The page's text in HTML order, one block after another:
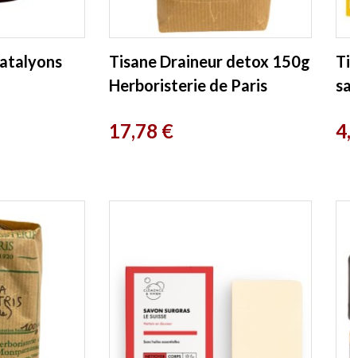
Tisane Draineur detox 150g
Herboristerie de Paris
Prix
17,78 €